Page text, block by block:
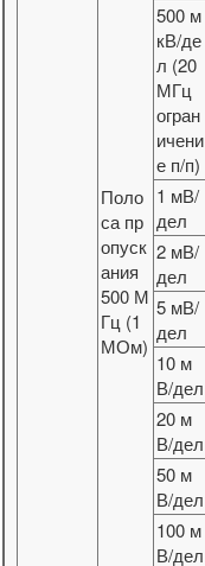
Поло
са пр
опуск
ания
500 М
Гц (1
МОм)
500 м
кВ/де
л (20
МГц
огран
ичени
е п/п)
1 мВ/
дел
2 мВ/
дел
5 мВ/
дел
10 м
В/дел
20 м
В/дел
50 м
В/дел
100 м
В/дел